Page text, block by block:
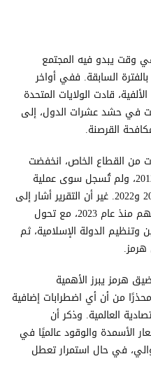
وقت يبدو فيه المجتمع
السابقة. ففي أواخر
قادت الولايات المتحدة
في حشد عشرات الدول، إلى
القرصنة.
من القطاع الخاص، انخفضت
عمليات القرصنة بشكل حاد منذ عام 2012، ولم تُسجل سوى عملية
اختطاف مؤكدة واحدة بين عامي 2014 و2022. غير أن التقرير أشار إلى
أن القراصنة بدأوا إعادة تنظيم صفوفهم منذ عام 2023، مع تحول
وتنظيم الدولة الإسلامية، ثم
هرمز.
هرمز يبرز الأهمية
محذرًا من أن أي اضطرابات إضافية
العالمية. وذكر أن
الأسمدة والوقود عالميًا في
و24% على التوالي، في حال استمرار تعطل